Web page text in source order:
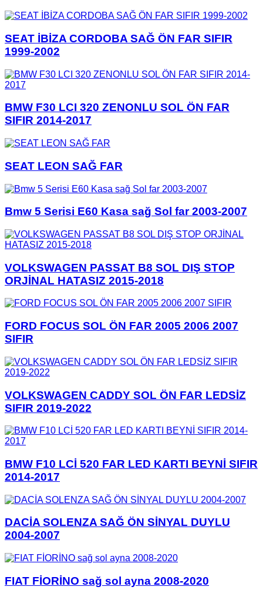
SEAT İBİZA CORDOBA SAĞ ÖN FAR SIFIR
1999-2002
BMW F30 LCI 320 ZENONLU SOL ÖN FAR
SIFIR 2014-2017
SEAT LEON SAĞ FAR
Bmw 5 Serisi E60 Kasa sağ Sol far 2003-2007
VOLKSWAGEN PASSAT B8 SOL DIŞ STOP
ORJİNAL HATASIZ 2015-2018
FORD FOCUS SOL ÖN FAR 2005 2006 2007
SIFIR
VOLKSWAGEN CADDY SOL ÖN FAR LEDSİZ
SIFIR 2019-2022
BMW F10 LCİ 520 FAR LED KARTI BEYNİ SIFIR
2014-2017
DACİA SOLENZA SAĞ ÖN SİNYAL DUYLU
2004-2007
FIAT FİORİNO sağ sol ayna 2008-2020